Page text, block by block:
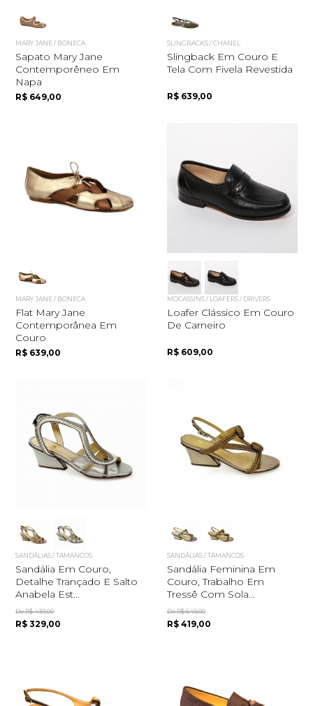
MARY JANE / BONECA
Sapato Mary Jane
Contemporêneo Em
Napa
R$ 649,00
SLINGBACKS / CHANEL
Slingback Em Couro E
Tela Com Fivela Revestida
R$ 639,00
MARY JANE / BONECA
Flat Mary Jane
Contemporânea Em
Couro
R$ 639,00
MOCASSINS / LOAFERS / DRIVERS
Loafer Clássico Em Couro
De Carneiro
R$ 609,00
SANDÁLIAS / TAMANCOS
Sandália Em Couro,
Detalhe Trançado E Salto
Anabela Est...
De R$ 439,00
R$ 329,00
SANDÁLIAS / TAMANCOS
Sandália Feminina Em
Couro, Trabalho Em
Tressê Com Sola...
De R$ 649,00
R$ 419,00